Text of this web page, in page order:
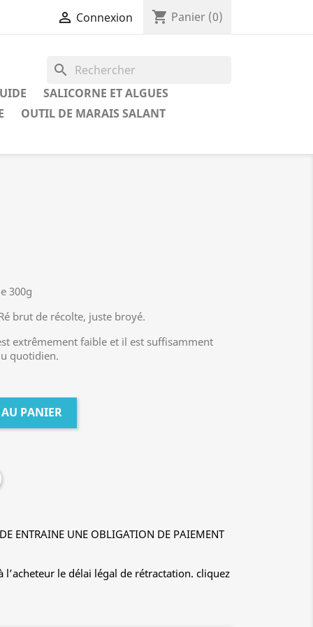
 Connexion shopping_cart Panier (0)
search
SALICORNE ET ALGUES
OUTIL DE MARAIS SALANT
300g
brut de récolte, juste broyé.
extrêmement faible et il est suffisamment
quotidien.
PANIER
ENTRAINE UNE OBLIGATION DE PAIEMENT
l’acheteur le délai légal de rétractation. cliquez